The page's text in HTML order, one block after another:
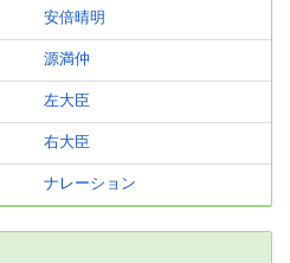
安倍晴明
源満仲
左大臣
右大臣
ナレーション